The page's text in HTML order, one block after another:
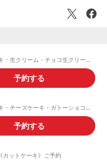
《ホールケーキ・生クリーム・チョコ生クリームデコレーション》ご予約フォーム
予約する
《ホールケーキ・チーズケーキ・ガトーショコラ・フルーツタルト》ご予約
予約する
《カットケーキ》ご予約